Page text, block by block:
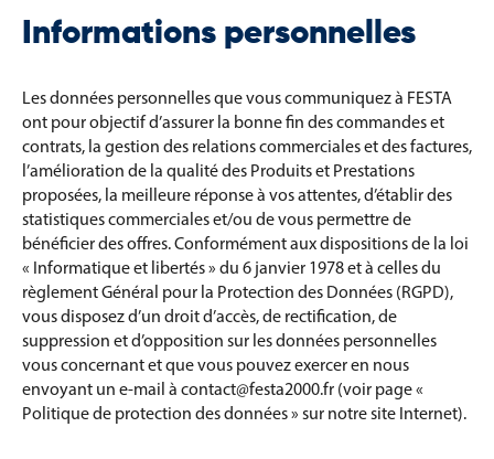
Informations personnelles
Les données personnelles que vous communiquez à FESTA
ont pour objectif d’assurer la bonne fin des commandes et
contrats, la gestion des relations commerciales et des factures,
l’amélioration de la qualité des Produits et Prestations
proposées, la meilleure réponse à vos attentes, d’établir des
statistiques commerciales et/ou de vous permettre de
bénéficier des offres. Conformément aux dispositions de la loi
« Informatique et libertés » du 6 janvier 1978 et à celles du
règlement Général pour la Protection des Données (RGPD),
vous disposez d’un droit d’accès, de rectification, de
suppression et d’opposition sur les données personnelles
vous concernant et que vous pouvez exercer en nous
envoyant un e-mail à contact@festa2000.fr (voir page «
Politique de protection des données » sur notre site Internet).